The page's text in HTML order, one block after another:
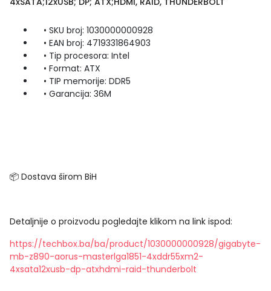
• SKU broj: 1030000000928
• EAN broj: 4719331864903
• Tip procesora: Intel
• Format: ATX
• TIP memorije: DDR5
• Garancija: 36M
📦 Dostava širom BiH
Detaljnije o proizvodu pogledajte klikom na link ispod:
https://techbox.ba/ba/product/1030000000928/gigabyte-
mb-z890-aorus-masterlga1851-4xddr55xm2-
4xsata12xusb-dp-atxhdmi-raid-thunderbolt